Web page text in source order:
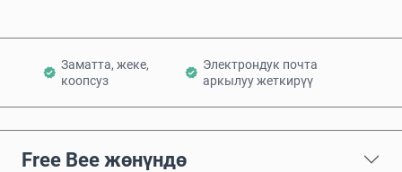
Заматта, жеке,
коопсуз
Электрондук почта
аркылуу жеткирүү
Free Bee жөнүндө